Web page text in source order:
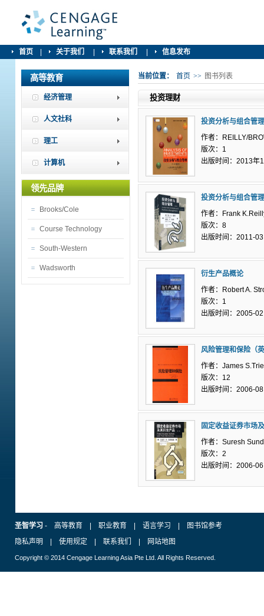
首页 关于我们 联系我们 信息发布
高等教育
经济管理
人文社科
理工
计算机
领先品牌
Brooks/Cole
Course Technology
South-Western
Wadsworth
当前位置： 首页 >> 图书列表
投资理财
投资分析与组合管
作者：REILLY/
版次：1
出版时间：2013年
投资分析与组合管
作者：Frank
版次：8
出版时间：2011-03
衍生产品概论
作者：Robert A.
版次：1
出版时间：2005-02
风险管理和保险（
作者：James
版次：12
出版时间：2006-08
固定收益证券市场
作者：Suresh
版次：2
出版时间：2006-06
圣智学习 - 高等教育 职业教育 语言学习
图书馆参考
隐私声明
使用规定 联系我们 网站地图
Copyright © 2014 Cengage Learning Asia Pte Ltd. All Rights Reserved.